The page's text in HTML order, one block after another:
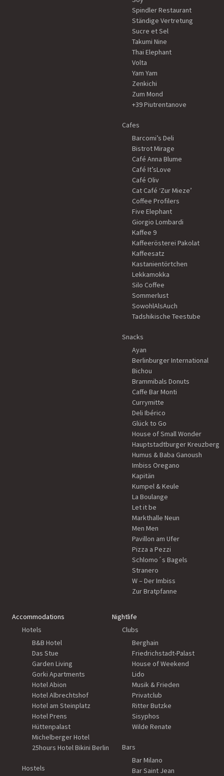
Spindler Restaurant
Ständige Vertretung
Sucre et Sel
Takumi Nine
Thai Elephant
Volta
Yam Yam
Zenkichi
Zum Mond
+39 Piutrentanove
Cafes
Barcomi’s Deli
Bistrot Mirage
Café Anna Blume
Café It’sLove
Café Oliv
Cat Café ‘Zur Mieze’
Coffee Profilers
Five Elephant
Giorgio Lombardi
Kaffee 9
Kaffeerösterei Pakolat
Kaffeesatz
Kastanientörtchen
Lekkamokka
Silo Coffee
Sommerlust
SowohlAlsAuch
Tadshikische Teestube
Snacks
Ayan
Berlinburger International
Bichou
Brammibals Donuts
Caffe Bar Monti
Currymitte
Deli Ibérico
Glück to Go
House of Small Wonder
Hauptstadtburger Kreuzberg
Humus & Baba Ganoush
Imbiss Oregano
Kapitän
Kumpel & Keule
La Boulange
Let it be
Markthalle Neun
Men Men
Pavillon am Ufer
Pizza a Pezzi
Schlomo´s Bagels
Stranero
W – Der Imbiss
Zur Bratpfanne
Accommodations
Hotels
B&B Hotel
Das Stue
Garden Living
Gorki Apartments
Hotel Abion
Hotel Albrechtshof
Hotel am Steinplatz
Hotel Prens
Hüttenpalast
Michelberger Hotel
25hours Hotel Bikini Berlin
Hostels
Nightlife
Clubs
Berghain
Friedrichstadt-Palast
House of Weekend
Lido
Musik & Frieden
Privatclub
Ritter Butzke
Sisyphos
Wilde Renate
Bars
Bar Milano
Bar Saint Jean